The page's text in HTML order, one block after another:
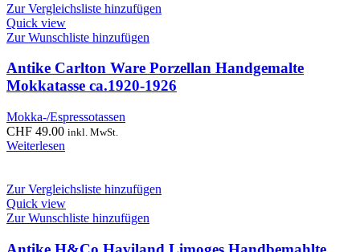
Zur Vergleichsliste hinzufügen
Quick view
Zur Wunschliste hinzufügen
Antike Carlton Ware Porzellan Handgemalte
Mokkatasse ca.1920-1926
Mokka-/Espressotassen
CHF 49.00 inkl. MwSt.
Weiterlesen
Zur Vergleichsliste hinzufügen
Quick view
Zur Wunschliste hinzufügen